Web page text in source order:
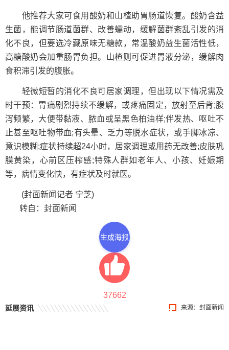
他推荐大家可食用酸奶和山楂助胃肠道恢复。酸奶含益
生菌，能调节肠道菌群、改善蠕动，缓解菌群紊乱引发的消
化不良，但要选冷藏原味无糖款，常温酸奶益生菌活性低，
高糖酸奶会加重肠胃负担。山楂则可促进胃液分泌，缓解肉
食积滞引发的腹胀。
轻微短暂的消化不良可居家调理，但出现以下情况需及
时干预：胃痛剧烈持续不缓解，或疼痛固定，放射至后背;腹
泻频繁，大便带黏液、脓血或呈黑色柏油样;伴发热、呕吐不
止甚至呕吐物带血;有头晕、乏力等脱水症状，或手脚冰凉、
意识模糊;症状持续超24小时，居家调理或用药无改善;皮肤巩
膜黄染，心前区压榨感;特殊人群如老年人、小孩、妊娠期
等，病情变化快，有症状及时就医。
(封面新闻记者 宁芝)
转自：封面新闻
生成海报
37662
来源：封面新闻
延展资讯